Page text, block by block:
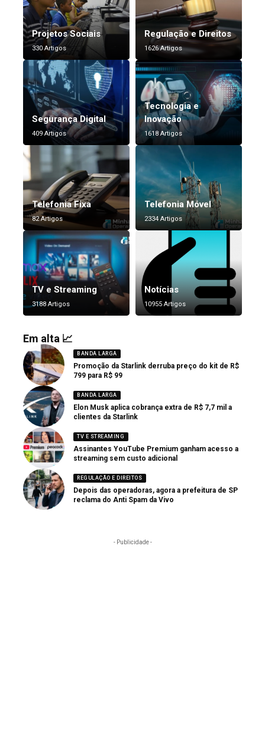
Projetos Sociais
330 Artigos
Regulação e Direitos
1626 Artigos
Segurança Digital
409 Artigos
Tecnologia e
Inovação
1618 Artigos
Telefonia Fixa
82 Artigos
Telefonia Móvel
2334 Artigos
TV e Streaming
3188 Artigos
Notícias
10955 Artigos
Em alta 📈
BANDA LARGA
Promoção da Starlink derruba preço do kit de R$
799 para R$ 99
BANDA LARGA
Elon Musk aplica cobrança extra de R$ 7,7 mil a
clientes da Starlink
TV E STREAMING
Assinantes YouTube Premium ganham acesso a
streaming sem custo adicional
REGULAÇÃO E DIREITOS
Depois das operadoras, agora a prefeitura de SP
reclama do Anti Spam da Vivo
- Publicidade -